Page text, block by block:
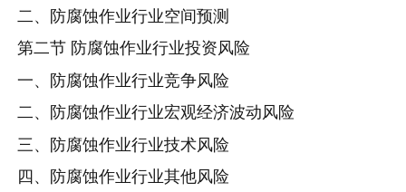
二、防腐蚀作业行业空间预测
第二节 防腐蚀作业行业投资风险
一、防腐蚀作业行业竞争风险
二、防腐蚀作业行业宏观经济波动风险
三、防腐蚀作业行业技术风险
四、防腐蚀作业行业其他风险